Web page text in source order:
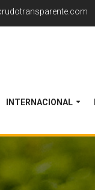
INTERNACIONAL